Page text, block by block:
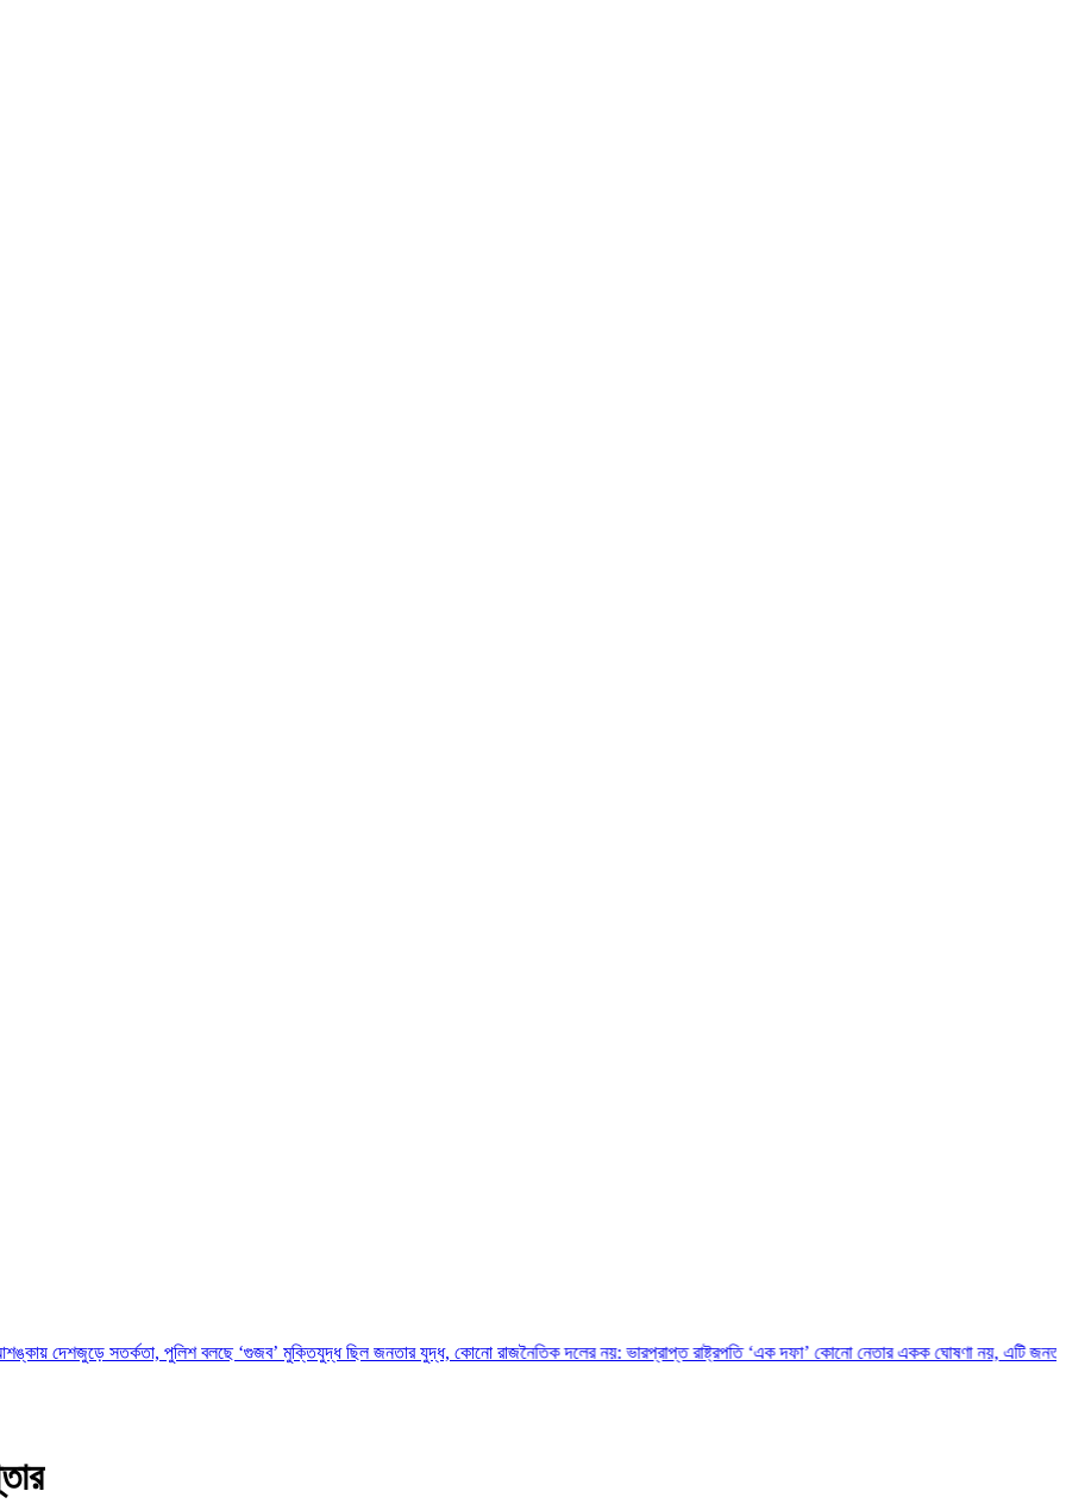
সতর্কতা, পুলিশ বলছে ‘গুজব’মুক্তিযুদ্ধ ছিল জনতার যুদ্ধ, কোনো রাজনৈতিক দলের নয়: ভারপ্রাপ্ত রাষ্ট্রপতি‘এক দফা’ কোনো নেতার একক ঘোষণা নয়, এটি জনতার আকাঙ্ক্ষার